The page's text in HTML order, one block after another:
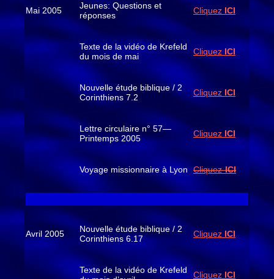
Mai 2005
Jeunes: Questions et
réponses
Cliquez ICI
Texte de la vidéo de Krefeld
du mois de mai
Cliquez ICI
Nouvelle étude biblique / 2
Corinthiens 7.2
Cliquez ICI
Lettre circulaire n° 57—
Printemps 2005
Cliquez ICI
Voyage missionnaire à Lyon Cliquez-ICI
Avril 2005
Nouvelle étude biblique / 2
Corinthiens 6.17
Cliquez ICI
Texte de la vidéo de Krefeld
Cliquez ICI